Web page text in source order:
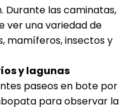
Durante las caminatas,
ver una variedad de
mamíferos, insectos y
y lagunas
paseos en bote por
para observar la